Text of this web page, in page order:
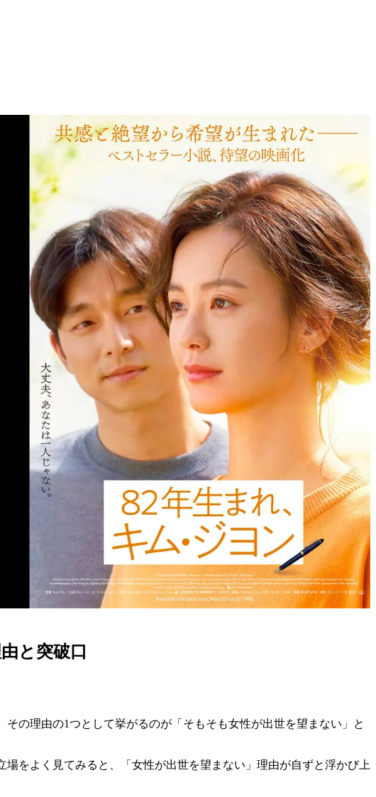
と突破口
の理由の1つとして挙がるのが「そもそも女性が出世を望まない」と
をよく見てみると、「女性が出世を望まない」理由が自ずと浮かび上